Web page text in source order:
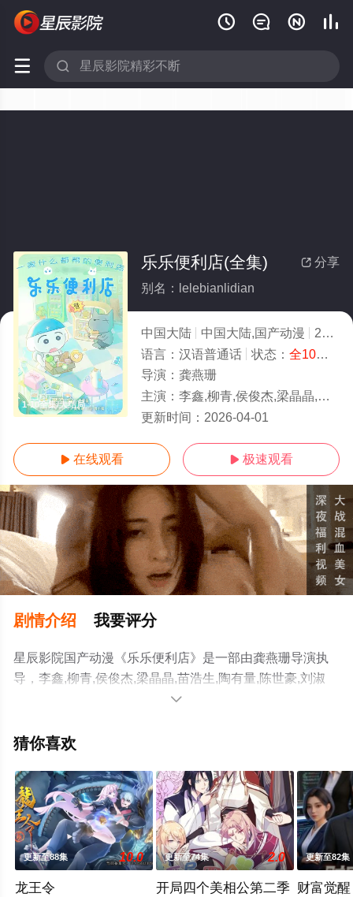
   
 
1-10全集/大结局
 分享
乐乐便利店(全集)
别名：lelebianlidian
中国大陆 中国大陆,国产动漫 2026
语言： 汉语普通话 状态： 全10集
导演： 龚燕珊
主演： 李鑫,柳青,侯俊杰,梁晶晶,苗浩生,陶有量,陈世豪,刘淑媛,冯靖
更新时间： 2026-04-01
 在线观看  极速观看
剧情介绍 我要评分
星辰影院国产动漫《乐乐便利店》是一部由龚燕珊导演执
导，李鑫,柳青,侯俊杰,梁晶晶,苗浩生,陶有量,陈世豪,刘淑
媛,冯靖乔,龚燕珊,楚晴,李雨,汪一凡,钱思彤,陈楚贤,谢锡平,
铎,杨泽卿,黄雪菲,钟倩莹,冯钦忠,夏普杰,肖慧霞等演员精彩
手机免费观看高清无删减完整版动漫全集就上星辰电影
网，更多相关信息可移步至豆瓣动漫、电视猫或剧情网等
平台了解。

猜你喜欢
更新至88集 10.0
龙王令
更新至74集 2.0
开局四个美相公第二季
更新至82集
财富觉